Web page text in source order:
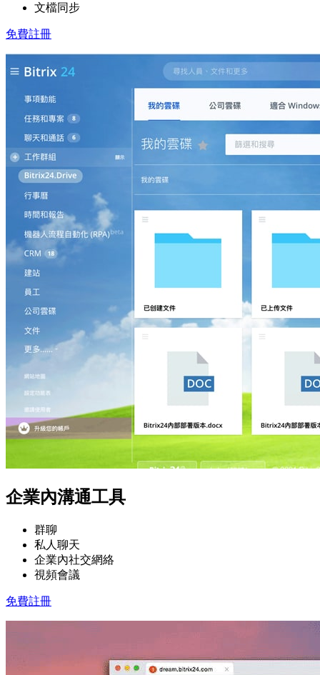
文檔同步
免費註冊
企業內溝通工具
群聊
私人聊天
企業內社交網絡
視頻會議
免費註冊